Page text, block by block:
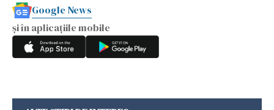
Google News
și în aplicațiile mobile